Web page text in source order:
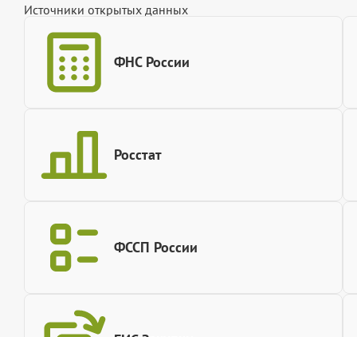
Источники открытых данных
ФНС России
Росстат
ФССП России